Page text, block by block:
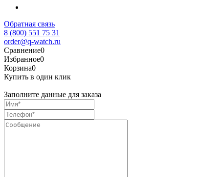
Обратная связь
8 (800) 551 75 31
order@q-watch.ru
Сравнение0
Избранное0
Корзина0
Купить в один клик
Заполните данные для заказа